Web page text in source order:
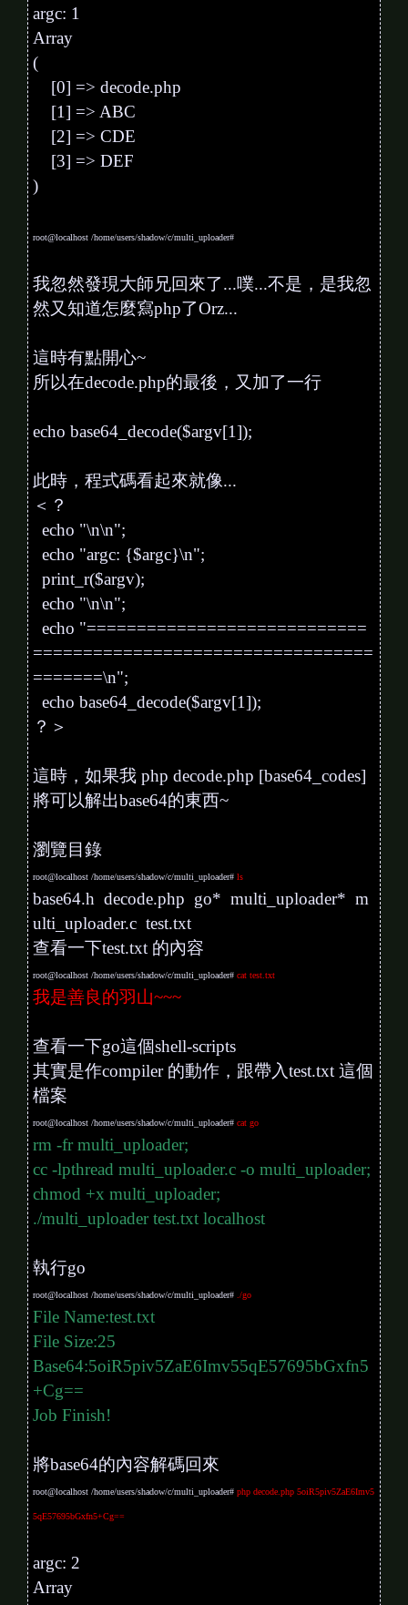
argc: 1
Array
(
[0] => decode.php
[1] => ABC
[2] => CDE
[3] => DEF
)
root@localhost /home/users/shadow/c/multi_uploader#
我忽然發現大師兄回來了...噗...不是，是我忽
然又知道怎麼寫php了Orz...
這時有點開心~
所以在decode.php的最後，又加了一行
echo base64_decode($argv[1]);
此時，程式碼看起來就像...
＜？
echo "\n\n";
echo "argc: {$argc}\n";
print_r($argv);
echo "\n\n";
echo "============================
==================================
=======\n";
echo base64_decode($argv[1]);
？＞
這時，如果我 php decode.php [base64_codes]
將可以解出base64的東西~
瀏覽目錄
root@localhost /home/users/shadow/c/multi_uploader# ls
base64.h decode.php go* multi_uploader* m
ulti_uploader.c test.txt
查看一下test.txt 的內容
root@localhost /home/users/shadow/c/multi_uploader# cat test.txt
我是善良的羽山~~~
查看一下go這個shell-scripts
其實是作compiler 的動作，跟帶入test.txt 這個
檔案
root@localhost /home/users/shadow/c/multi_uploader# cat go
rm -fr multi_uploader;
cc -lpthread multi_uploader.c -o multi_uploader;
chmod +x multi_uploader;
./multi_uploader test.txt localhost
執行go
root@localhost /home/users/shadow/c/multi_uploader# ./go
File Name:test.txt
File Size:25
Base64:5oiR5piv5ZaE6Imv55qE57695bGxfn5
+Cg==
Job Finish!
將base64的內容解碼回來
root@localhost /home/users/shadow/c/multi_uploader# php decode.php 5oiR5piv5ZaE6Imv5
5qE57695bGxfn5+Cg==
argc: 2
Array